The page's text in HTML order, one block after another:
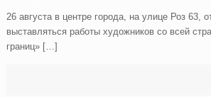
26 августа в центре города, на улице Роз 63,
выставляться работы художников со всей
границ»[…]